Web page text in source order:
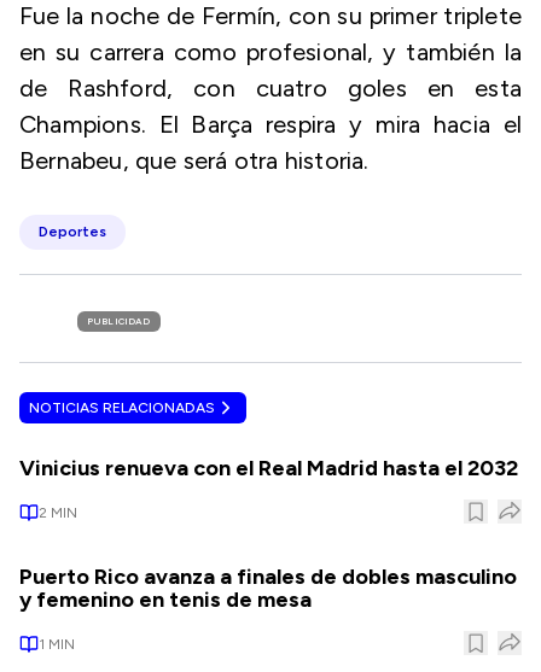
Fue la noche de Fermín, con su primer triplete
en su carrera como profesional, y también la
de Rashford, con cuatro goles en esta
Champions. El Barça respira y mira hacia el
Bernabeu, que será otra historia.
Deportes
PUBLICIDAD
NOTICIAS RELACIONADAS
Vinicius renueva con el Real Madrid hasta el 2032
2 MIN
Puerto Rico avanza a finales de dobles masculino
y femenino en tenis de mesa
1 MIN